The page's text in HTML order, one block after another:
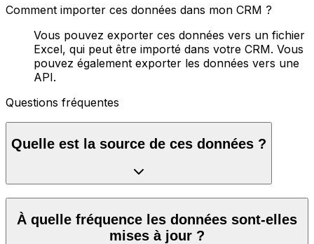
Comment importer ces données dans mon CRM ?
Vous pouvez exporter ces données vers un fichier
Excel, qui peut être importé dans votre CRM. Vous
pouvez également exporter les données vers une
API.
Questions fréquentes
Quelle est la source de ces données ?
À quelle fréquence les données sont-elles
mises à jour ?